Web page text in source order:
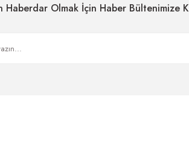
Haberdar Olmak İçin Haber Bültenimize